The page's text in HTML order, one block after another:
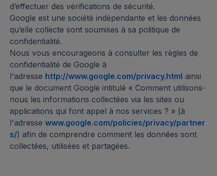
d’effectuer des vérifications de sécurité.
Google est une société indépendante et les données
qu’elle collecte sont soumises à sa politique de
confidentialité.
Nous vous encourageons à consulter les règles de
confidentialité de Google à
l'adresse http://www.google.com/privacy.html ainsi
que le document Google intitulé « Comment utilisons-
nous les informations collectées via les sites ou
applications qui font appel à nos services ? » (à
l'adresse www.google.com/policies/privacy/partner
s/) afin de comprendre comment les données sont
collectées, utilisées et partagées.